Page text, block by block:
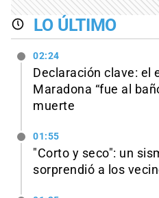
LO ÚLTIMO
02:24
Declaración clave: el
Maradona “fue al
muerte
01:55
"Corto y seco": un
sorprendió a los